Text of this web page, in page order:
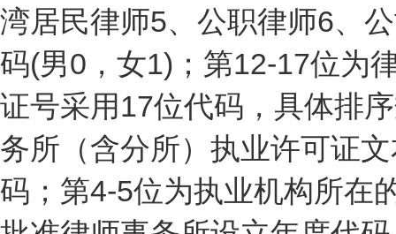
湾居民律师5、公职律师6、
码(男0，女1)；第12-17位为
证号采用17位代码，具体排
务所（含分所）执业许可证
码；第4-5位为执业机构所在